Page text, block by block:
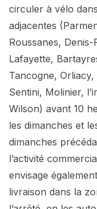
circuler à vélo
adjacentes
Roussanes,
Lafayette,
Tancogne,
Sentini, Molinier,
Wilson) avant 10
les dimanches et
dimanches
l’activité
envisage
livraison dans la